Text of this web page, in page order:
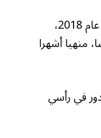
وسار فان دايك (33 عاما)، الذي أصبح ركيزة أساسية في صفوف ليفربول منذ انضمامه عام 2018،
عقده قبل 6 أيام لعامين أيضا، منهيا أشهرا
في رأسي